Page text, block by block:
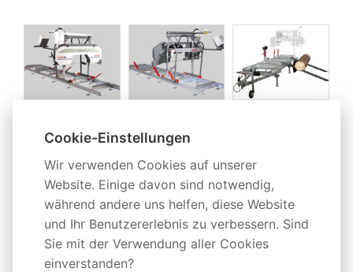
Cookie-Einstellungen
Wir verwenden Cookies auf unserer
Website. Einige davon sind notwendig,
während andere uns helfen, diese Website
und Ihr Benutzererlebnis zu verbessern. Sind
Sie mit der Verwendung aller Cookies
einverstanden?